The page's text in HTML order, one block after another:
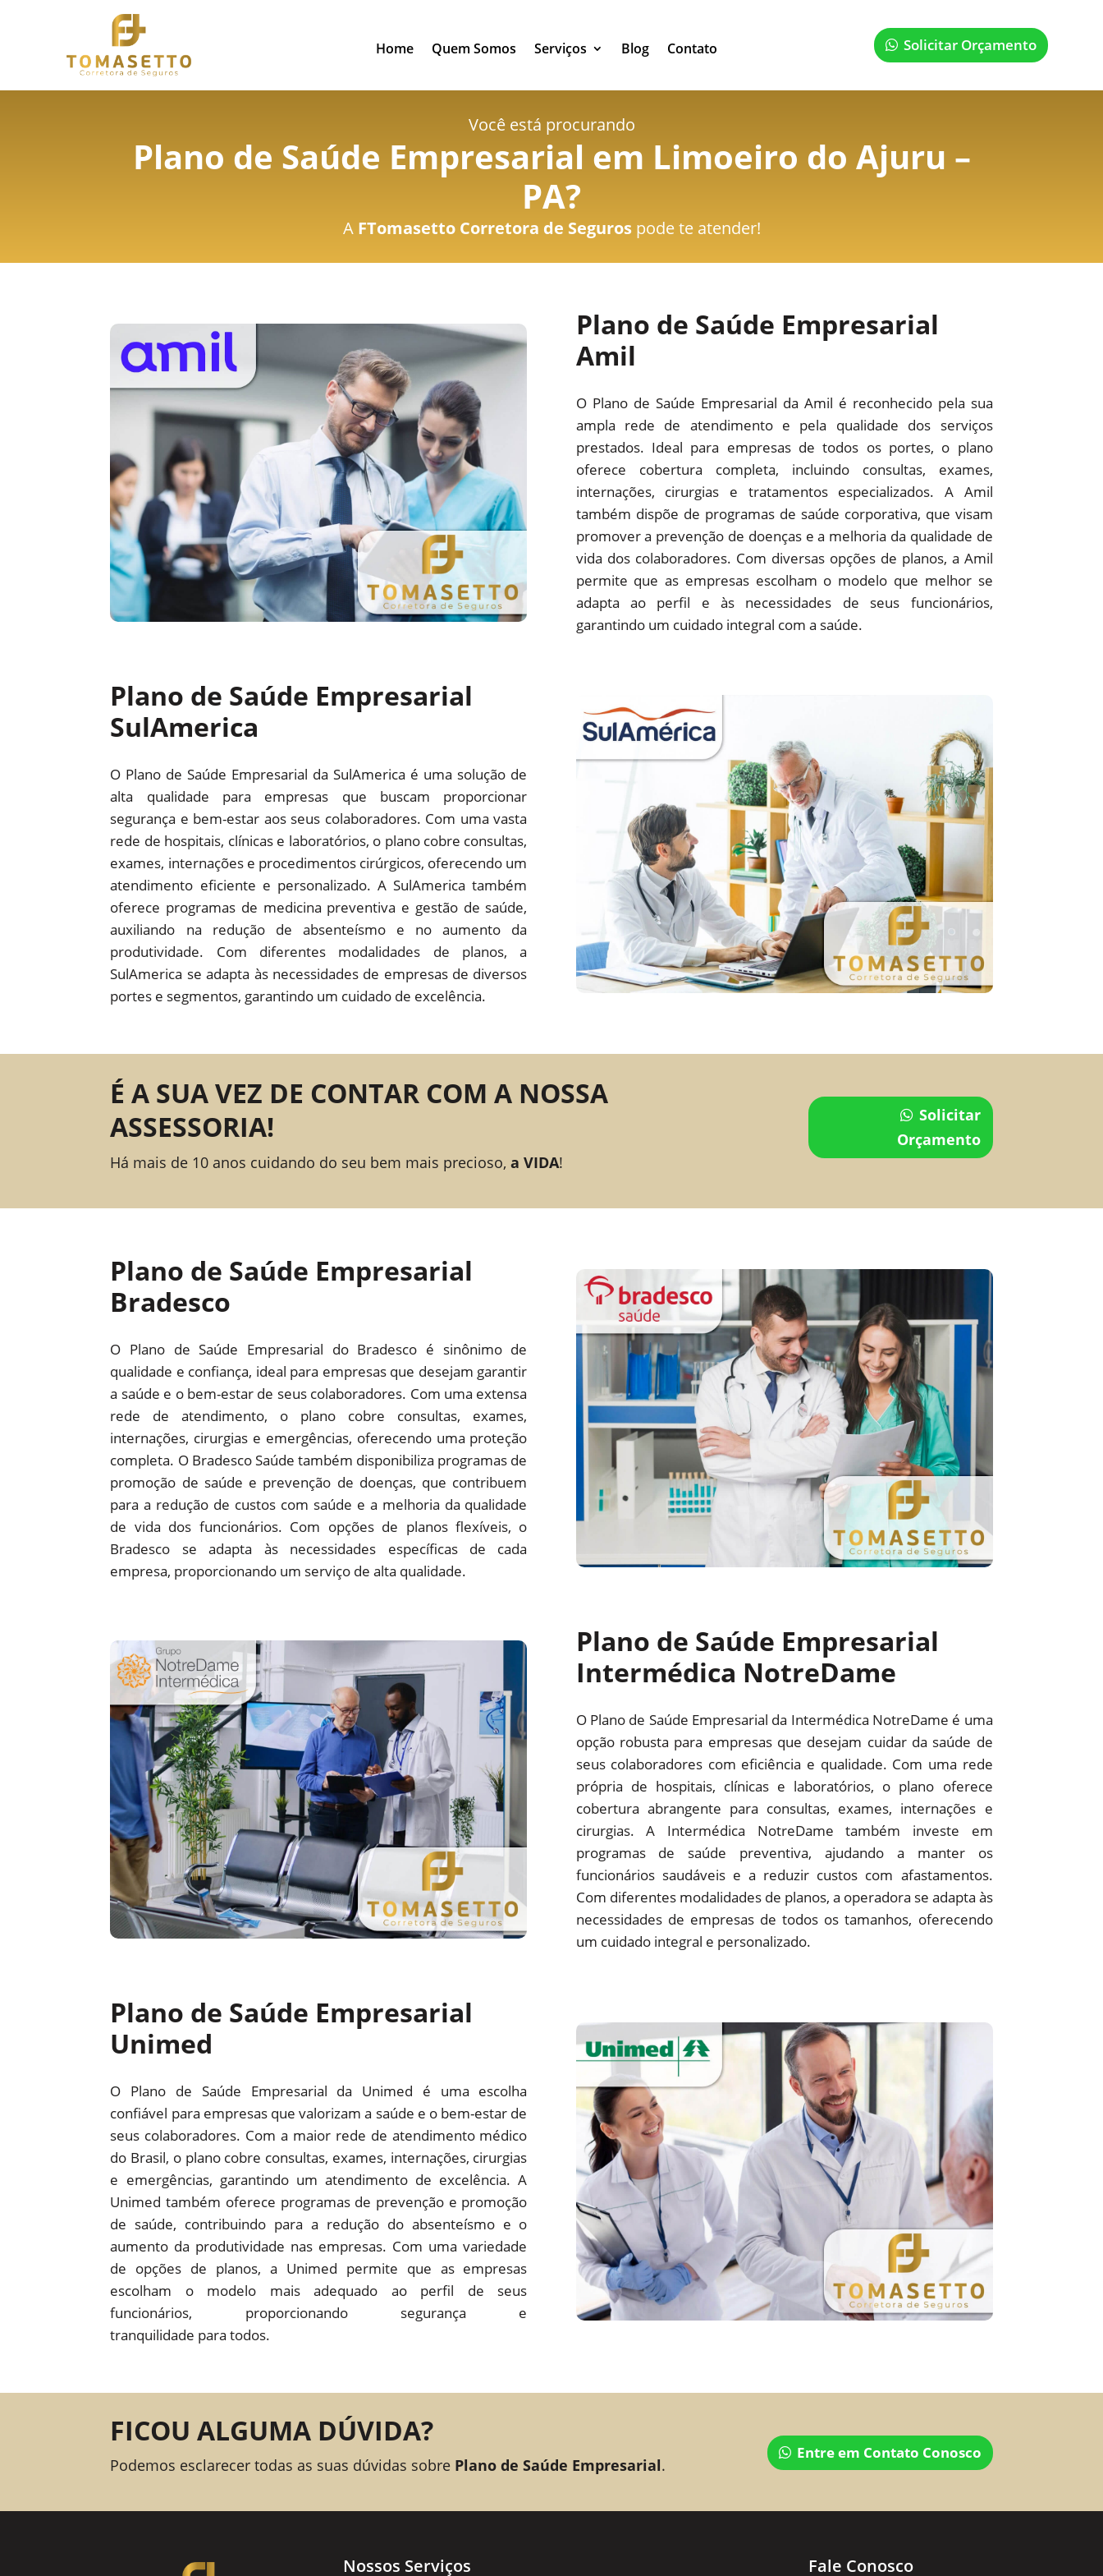
Home Quem Somos Serviços Blog Contato Solicitar Orçamento
Você está procurando
Plano de Saúde Empresarial em Limoeiro do Ajuru –
PA?
A FTomasetto Corretora de Segurospode te atender!
Plano de Saúde Empresarial
Amil
O Plano de Saúde Empresarial da Amil é reconhecido pela sua
ampla rede de atendimento e pela qualidade dos serviços
prestados. Ideal para empresas de todos os portes, o plano
oferece cobertura completa, incluindo consultas, exames,
internações, cirurgias e tratamentos especializados. A Amil
também dispõe de programas de saúde corporativa, que visam
promover a prevenção de doenças e a melhoria da qualidade de
vida dos colaboradores. Com diversas opções de planos, a Amil
permite que as empresas escolham o modelo que melhor se
adapta ao perfil e às necessidades de seus funcionários,
garantindo um cuidado integral com a saúde.
Plano de Saúde Empresarial
SulAmerica
O Plano de Saúde Empresarial da SulAmerica é uma solução de
alta qualidade para empresas que buscam proporcionar
segurança e bem-estar aos seus colaboradores. Com uma vasta
rede de hospitais, clínicas e laboratórios, o plano cobre consultas,
exames, internações e procedimentos cirúrgicos, oferecendo um
atendimento eficiente e personalizado. A SulAmerica também
oferece programas de medicina preventiva e gestão de saúde,
auxiliando na redução de absenteísmo e no aumento da
produtividade. Com diferentes modalidades de planos, a
SulAmerica se adapta às necessidades de empresas de diversos
portes e segmentos, garantindo um cuidado de excelência.
É A SUA VEZ DE CONTAR COM A NOSSA
ASSESSORIA!
Há mais de 10 anos cuidando do seu bem mais precioso,a VIDA!
Solicitar
Orçamento
Plano de Saúde Empresarial
Bradesco
O Plano de Saúde Empresarial do Bradesco é sinônimo de
qualidade e confiança, ideal para empresas que desejam garantir
a saúde e o bem-estar de seus colaboradores. Com uma extensa
rede de atendimento, o plano cobre consultas, exames,
internações, cirurgias e emergências, oferecendo uma proteção
completa. O Bradesco Saúde também disponibiliza programas de
promoção de saúde e prevenção de doenças, que contribuem
para a redução de custos com saúde e a melhoria da qualidade
de vida dos funcionários. Com opções de planos flexíveis, o
Bradesco se adapta às necessidades específicas de cada
empresa, proporcionando um serviço de alta qualidade.
Plano de Saúde Empresarial
Intermédica NotreDame
O Plano de Saúde Empresarial da Intermédica NotreDame é uma
opção robusta para empresas que desejam cuidar da saúde de
seus colaboradores com eficiência e qualidade. Com uma rede
própria de hospitais, clínicas e laboratórios, o plano oferece
cobertura abrangente para consultas, exames, internações e
cirurgias. A Intermédica NotreDame também investe em
programas de saúde preventiva, ajudando a manter os
funcionários saudáveis e a reduzir custos com afastamentos.
Com diferentes modalidades de planos, a operadora se adapta às
necessidades de empresas de todos os tamanhos, oferecendo
um cuidado integral e personalizado.
Plano de Saúde Empresarial
Unimed
O Plano de Saúde Empresarial da Unimed é uma escolha
confiável para empresas que valorizam a saúde e o bem-estar de
seus colaboradores. Com a maior rede de atendimento médico
do Brasil, o plano cobre consultas, exames, internações, cirurgias
e emergências, garantindo um atendimento de excelência. A
Unimed também oferece programas de prevenção e promoção
de saúde, contribuindo para a redução do absenteísmo e o
aumento da produtividade nas empresas. Com uma variedade
de opções de planos, a Unimed permite que as empresas
escolham o modelo mais adequado ao perfil de seus
funcionários, proporcionando segurança e
tranquilidade para todos.
FICOU ALGUMA DÚVIDA?
Podemos esclarecer todas as suas dúvidas sobre Plano de Saúde Empresarial.
Entre em Contato Conosco
Nossos Serviços Fale Conosco